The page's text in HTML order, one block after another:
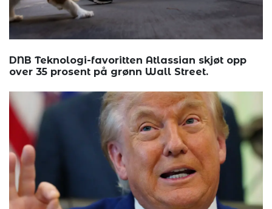
DNB Teknologi-favoritten Atlassian skjøt opp
over 35 prosent på grønn Wall Street.